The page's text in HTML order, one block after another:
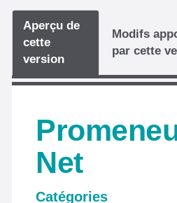
Aperçu de
cette
version
Modifs
par cette
Net
Catégories